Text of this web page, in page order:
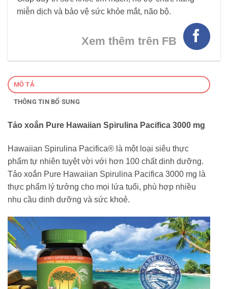
miễn dịch và bảo vệ sức khỏe mắt, não bộ.
Xem thêm trên FB
MÔ TẢ
THÔNG TIN BỔ SUNG
Tảo xoắn Pure Hawaiian Spirulina Pacifica 3000 mg
Hawaiian Spirulina Pacifica® là một loại siêu thực
phẩm tự nhiên tuyệt vời với hơn 100 chất dinh dưỡng.
Tảo xoắn Pure Hawaiian Spirulina Pacifica 3000 mg là
thực phẩm lý tưởng cho mọi lứa tuổi, phù hợp nhiều
nhu cầu dinh dưỡng và sức khoẻ.